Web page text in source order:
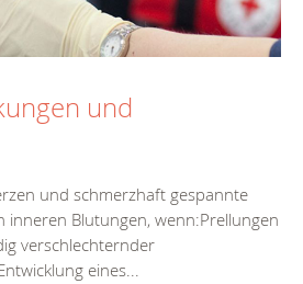
und
und schmerzhaft gespannte
inneren Blutungen, wenn:Prellungen
verschlechternder
eines...